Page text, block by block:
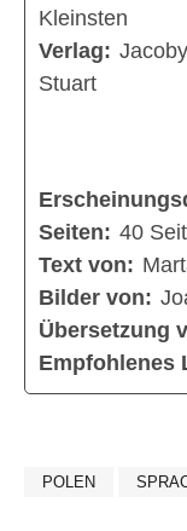
Kleinsten
Verlag:
Stuart
Seiten: 40
Text von:
Bilder von:
Übersetzung
Empfohlenes
POLEN